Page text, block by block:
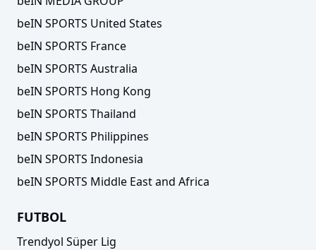
beIN SPORTS United States
beIN SPORTS France
beIN SPORTS Australia
beIN SPORTS Hong Kong
beIN SPORTS Thailand
beIN SPORTS Philippines
beIN SPORTS Indonesia
beIN SPORTS Middle East and Africa
FUTBOL
Trendyol Süper Lig